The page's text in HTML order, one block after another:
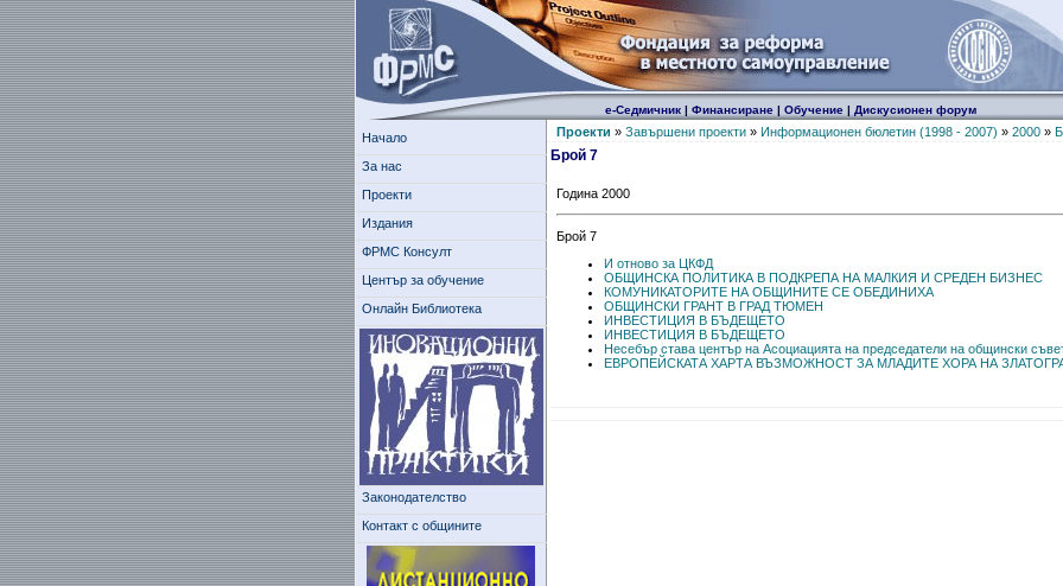
е-Седмичник| Финансиране| Обучение| Дискусионен форум
Начало
За нас
Проекти
Издания
ФРМС Консулт
Център за обучение
Онлайн Библиотека
Законодателство
Контакт с общините
Проекти » Завършени проекти» Информационен бюлетин (1998 - 2007) » 2000»
Брой 7
Година 2000
Брой 7
И отново за ЦКФД
ОБЩИНСКА ПОЛИТИКА В ПОДКРЕПА НА МАЛКИЯ И СРЕДЕН БИЗНЕС
КОМУНИКАТОРИТЕ НА ОБЩИНИТЕ СЕ ОБЕДИНИХА
ОБЩИНСКИ ГРАНТ В ГРАД ТЮМЕН
ИНВЕСТИЦИЯ В БЪДЕЩЕТО
ИНВЕСТИЦИЯ В БЪДЕЩЕТО
Несебър става център на Асоциацията на председатели на общински
ЕВРОПЕЙСКАТА ХАРТА ВЪЗМОЖНОСТ ЗА МЛАДИТЕ ХОРА НА